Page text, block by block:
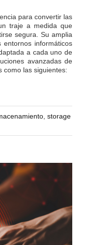
para convertir las
traje a medida que
segura. Su amplia
informáticos
a cada uno de
avanzadas de
como las siguientes:
storage